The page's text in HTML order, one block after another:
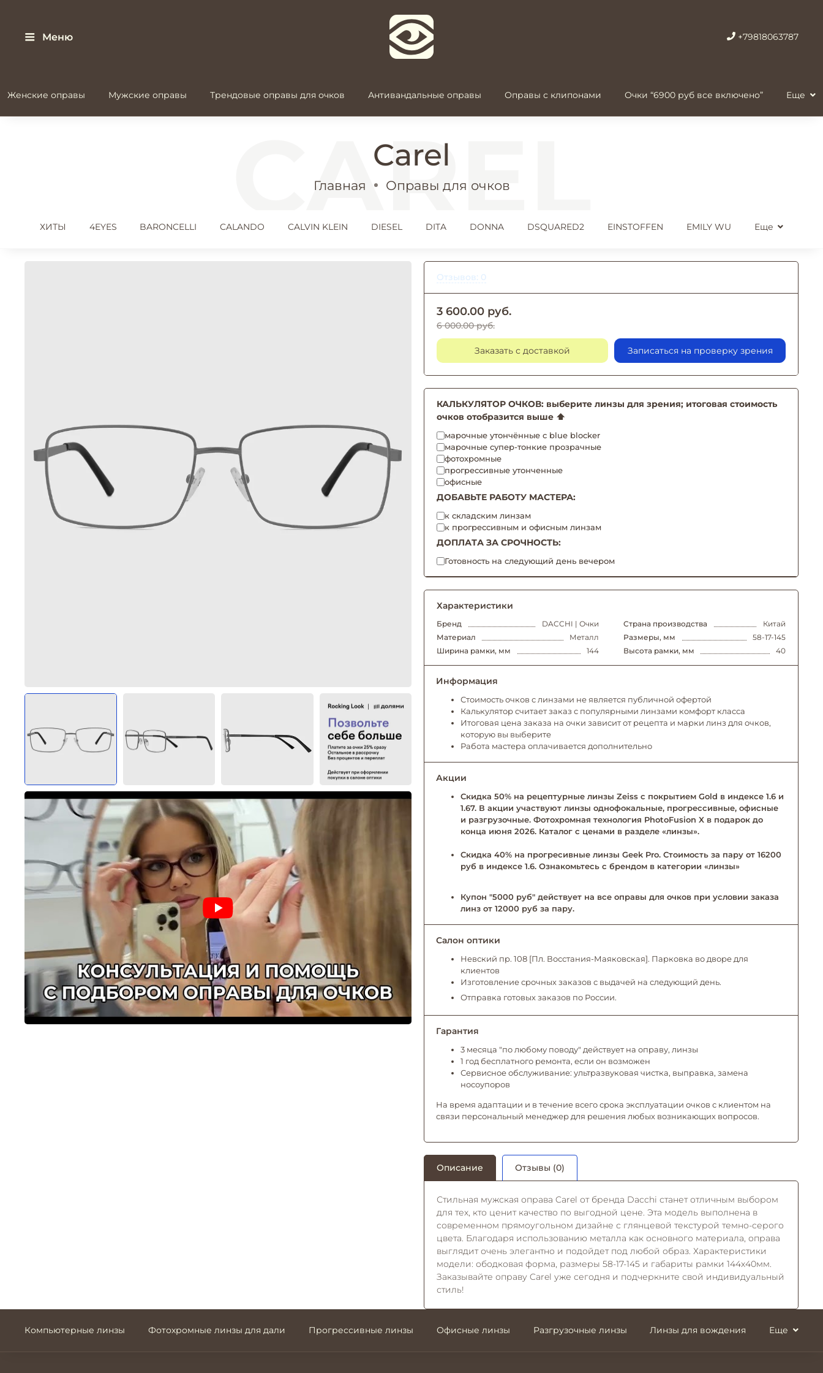
Меню +79818063787
Женские оправы Мужские оправы Трендовые оправы для очков Антивандальные оправы Оправы с клипонами Очки “6900 руб все включено” Еще
Carel
Главная Оправы для очков
ХИТЫ 4EYES BARONCELLI CALANDO CALVIN KLEIN DIESEL DITA DONNA DSQUARED2 EINSTOFFEN EMILY WU Еще
Отзывов: 0
3 600.00 руб.
6 000.00 руб.
Заказать с доставкой Записаться на проверку зрения
КАЛЬКУЛЯТОР ОЧКОВ: выберите линзы для зрения; итоговая стоимость
очков отобразится выше ⬆️
марочные утончённые с blue blocker
марочные супер-тонкие прозрачные
фотохромные
прогрессивные утонченные
офисные
ДОБАВЬТЕ РАБОТУ МАСТЕРА:
к складским линзам
к прогрессивным и офисным линзам
ДОПЛАТА ЗА СРОЧНОСТЬ:
Готовность на следующий день вечером
Характеристики
Бренд DACCHI | Очки Страна производства
Китай
Материал
Металл Размеры, мм
58-17-145
Ширина рамки, мм
144 Высота рамки, мм 40
Информация
Стоимость очков с линзами не является публичной офертой
Калькулятор считает заказ с популярными линзами комфорт класса
Итоговая цена заказа на очки зависит от рецепта и марки линз для очков,
которую вы выберите
Работа мастера оплачивается дополнительно
Акции
Скидка 50% на рецептурные линзы Zeiss с покрытием Gold в индексе 1.6 и
1.67. В акции участвуют линзы однофокальные, прогрессивные, офисные
и разгрузочные. Фотохромная технология PhotoFusion X в подарок до
конца июня 2026. Каталог с ценами в разделе «линзы».
Скидка 40% на прогресивные линзы Geek Pro. Стоимость за пару от 16200
руб в индексе 1.6. Ознакомьтесь с брендом в категории «линзы»
Купон "5000 руб" действует на все оправы для очков при условии заказа
линз от 12000 руб за пару.
Салон оптики
Невский пр. 108 [Пл. Восстания-Маяковская]. Парковка во дворе для
клиентов
Изготовление срочных заказов с выдачей на следующий день.
Отправка готовых заказов по России.
Гарантия
3 месяца "по любому поводу" действует на оправу, линзы
1 год бесплатного ремонта, если он возможен
Сервисное обслуживание: ультразвуковая чистка, выправка, замена
носоупоров
На время адаптации и в течение всего срока эксплуатации очков с клиентом на
связи персональный менеджер для решения любых возникающих вопросов.
Описание Отзывы (0)
Стильная мужская оправа Carel от бренда Dacchi станет отличным выбором
для тех, кто ценит качество по выгодной цене. Эта модель выполнена в
современном прямоугольном дизайне с глянцевой текстурой темно-серого
цвета. Благодаря использованию металла как основного материала, оправа
выглядит очень элегантно и подойдет под любой образ. Характеристики
модели: ободковая форма, размеры 58-17-145 и габариты рамки 144x40мм.
Заказывайте оправу Carel уже сегодня и подчеркните свой индивидуальный
стиль!
Компьютерные линзы Фотохромные линзы для дали Прогрессивные линзы Офисные линзы Разгрузочные линзы Линзы для вождения Еще